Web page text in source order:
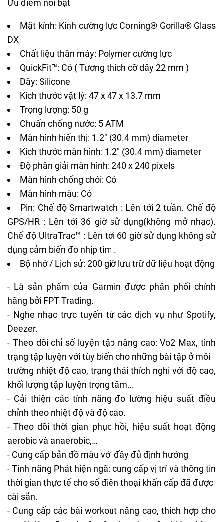
Ưu điểm nổi bật
Mặt kính: Kính cường lực Corning® Gorilla® Glass
DX
Chất liệu thân máy: Polymer cường lực
QuickFit™: Có ( Tương thích cỡ dây 22 mm )
Dây: Silicone
Kích thước vật lý: 47 x 47 x 13.7 mm
Trọng lượng: 50 g
Chuẩn chống nước: 5 ATM
Màn hình hiển thị: 1.2" (30.4 mm) diameter
Kích thước màn hình: 1.2" (30.4 mm) diameter
Độ phân giải màn hình: 240 x 240 pixels
Màn hình chống chói: Có
Màn hình màu: Có
Pin: Chế độ Smartwatch : Lên tới 2 tuần. Chế độ
GPS/HR : Lên tới 36 giờ sử dụng(không mở nhạc).
Chế độ UltraTrac™ : Lên tới 60 giờ sử dụng không sử
dụng cảm biến đo nhịp tim .
Bộ nhớ / Lịch sử: 200 giờ lưu trữ dữ liệu hoạt động
- Là sản phẩm của Garmin được phân phối chính
hãng bởi FPT Trading.
- Nghe nhạc trực tuyến từ các dịch vụ như Spotify,
Deezer.
- Theo dõi chỉ số luyện tập nâng cao: Vo2 Max, tình
trạng tập luyện với tùy biến cho những bài tập ở môi
trường nhiệt độ cao, trạng thái thích nghi với độ cao,
khối lượng tập luyện trọng tâm…
- Cải thiện các tính năng đo lường hiệu suất điều
chỉnh theo nhiệt độ và độ cao.
- Theo dõi thời gian phục hồi, hiệu suất hoạt động
aerobic và anaerobic,…
- Cung cấp bản đồ màu với đầy đủ định hướng
- Tính năng Phát hiện ngã: cung cấp vị trí và thông tin
thời gian thực tế cho số điện thoại khẩn cấp đã được
cài sẵn.
- Cung cấp các bài workout nâng cao, thích hợp cho